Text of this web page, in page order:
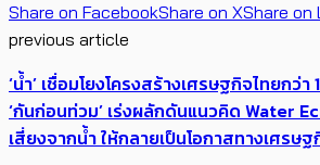
Share on FacebookShare on XShare on
previous article
‘น้ำ’ เชื่อมโยงโครงสร้าง​เศรษฐกิจไทยกว่
‘กันก่อนท่วม’ เร่งผลักดันแนวคิด Water
เสี่ยงจากน้ำ ให้กลายเป็นโอกาสทางเศรษ